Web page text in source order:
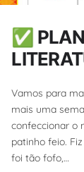
✅
Vamos para
mais uma
confeccionar o
patinho feio.
foi tão fofo,…